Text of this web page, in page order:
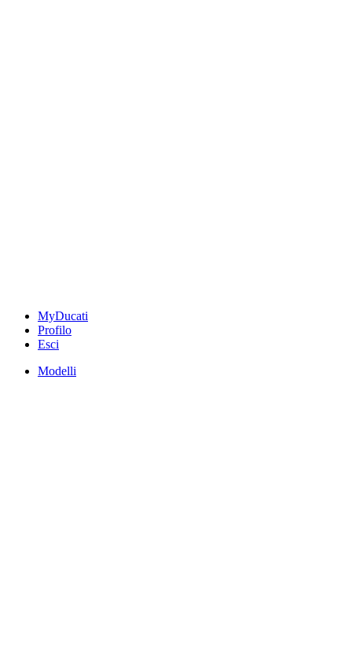
MyDucati
Profilo
Esci
Modelli